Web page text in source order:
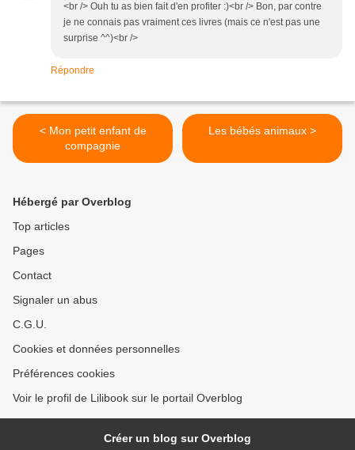
<br /> Ouh tu as bien fait d'en profiter :)<br /> Bon, par contre
je ne connais pas vraiment ces livres (mais ce n'est pas une
surprise ^^)<br />
Répondre
< Mon petit enfant de
compagnie
Les bébés animaux >
Hébergé par Overblog
Top articles
Pages
Contact
Signaler un abus
C.G.U.
Cookies et données personnelles
Préférences cookies
Voir le profil de Lilibook sur le portail Overblog
Créer un blog sur Overblog